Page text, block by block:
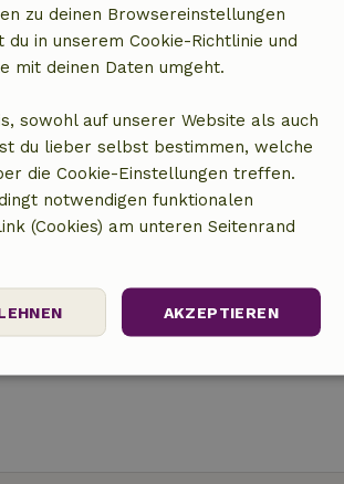
in Schipborg
Abstand vom Zentrum von Schipborg
4 Personen2 Schlafzimmer
km Abstand vom Zentrum von Schipborg
2 Personen
zu deinen Browsereinstellungen
in unserem Cookie-Richtlinie und
mit deinen Daten umgeht.
sowohl auf unserer Website als auch
du lieber selbst bestimmen, welche
die Cookie-Einstellungen treffen.
notwendigen funktionalen
(Cookies) am unteren Seitenrand
AKZEPTIEREN
Funktionalität Unklassifizierte